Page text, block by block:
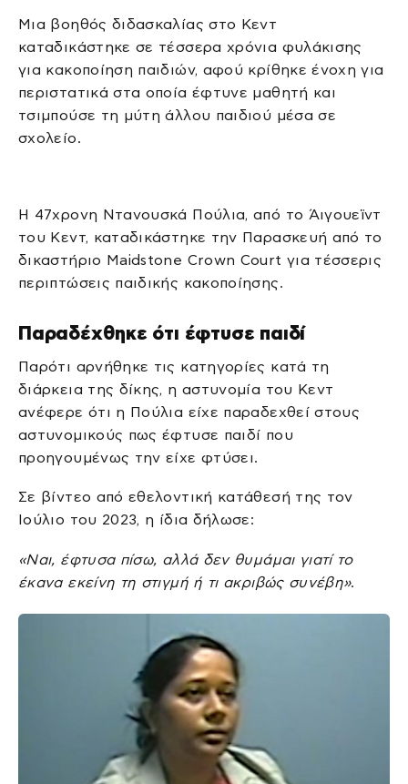
Μια βοηθός διδασκαλίας στο Κεντ
καταδικάστηκε σε τέσσερα χρόνια φυλάκισης
για κακοποίηση παιδιών, αφού κρίθηκε ένοχη για
περιστατικά στα οποία έφτυνε μαθητή και
τσιμπούσε τη μύτη άλλου παιδιού μέσα σε
σχολείο.
Η 47χρονη Ντανουσκά Πούλια, από το Άιγουεϊντ
του Κεντ, καταδικάστηκε την Παρασκευή από το
δικαστήριο Maidstone Crown Court για τέσσερις
περιπτώσεις παιδικής κακοποίησης.
Παραδέχθηκε ότι έφτυσε παιδί
Παρότι αρνήθηκε τις κατηγορίες κατά τη
διάρκεια της δίκης, η αστυνομία του Κεντ
ανέφερε ότι η Πούλια είχε παραδεχθεί στους
αστυνομικούς πως έφτυσε παιδί που
προηγουμένως την είχε φτύσει.
Σε βίντεο από εθελοντική κατάθεσή της τον
Ιούλιο του 2023, η ίδια δήλωσε:
«Ναι, έφτυσα πίσω, αλλά δεν θυμάμαι γιατί το
έκανα εκείνη τη στιγμή ή τι ακριβώς συνέβη».